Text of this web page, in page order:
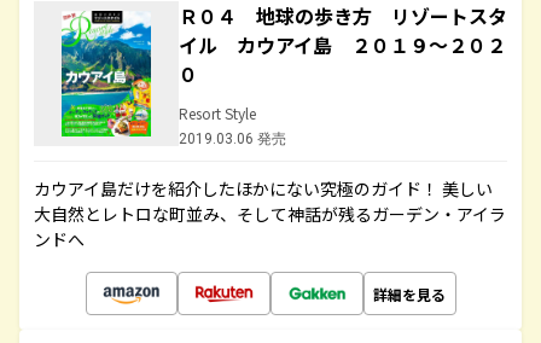
Ｒ０４ 地球の歩き方 リゾートスタ
イル カウアイ島 ２０１９～２０２
０
Resort Style
2019.03.06 発売
カウアイ島だけを紹介したほかにない究極のガイド！ 美しい
大自然とレトロな町並み、そして神話が残るガーデン・アイラ
ンドへ
詳細を見る